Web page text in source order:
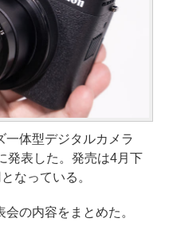
一体型デジタルカメラ
発表した。発売は4月下
なっている。
の内容をまとめた。